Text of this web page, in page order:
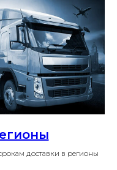
доставки в регионы